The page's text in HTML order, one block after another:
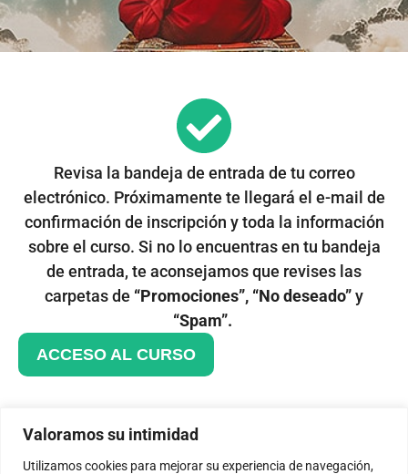
Valoramos su intimidad
Utilizamos cookies para mejorar su experiencia de navegación,
Revisa la bandeja de entrada de tu correo
electrónico. Próximamente te llegará el e-mail de
confirmación de inscripción y toda la información
sobre el curso. Si no lo encuentras en tu bandeja
de entrada, te aconsejamos que revises las
carpetas de “Promociones”, “No deseado”y
“Spam”.
ACCESO AL CURSO
¿Tienes alguna duda?